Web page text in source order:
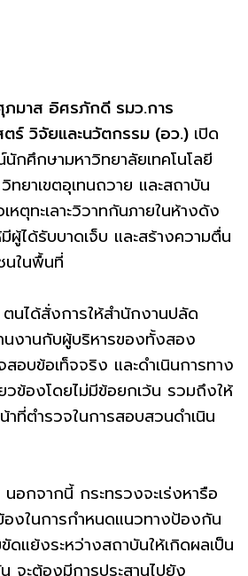
ภมาส อิศรภักดี รมว.การ
ร์ วิจัยและนวัตกรรม (อว.) เปิด
กศึกษามหาวิทยาลัยเทคโนโลยี
ยาเขตอุเทนถวาย และสถาบัน
หตุทะเลาะวิวาทกันภายในห้างดัง
ได้รับบาดเจ็บ และสร้างความตื่น
นในพื้นที่
นได้สั่งการให้สำนักงานปลัด
นงานกับผู้บริหารของทั้งสอง
อบข้อเท็จจริง และดำเนินการทาง
ข้องโดยไม่มีข้อยกเว้น รวมถึงให้
าที่ตำรวจในการสอบสวนดำเนิน
อกจากนี้ กระทรวงจะเร่งหารือ
งในการกำหนดแนวทางป้องกัน
ดแย้งระหว่างสถาบันให้เกิดผลเป็น
จะต้องมีการประสานไปยัง